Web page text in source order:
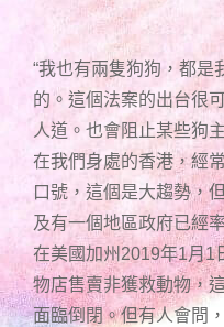
“我也有兩隻狗狗，都是
的。這個法案的出台很
人道。也會阻止某些狗
在我們身處的香港，經
口號，這個是大趨勢，
及有一個地區政府已經
在美國加州2019年1月1
物店售賣非獲救動物，
面臨倒閉。但有人會問